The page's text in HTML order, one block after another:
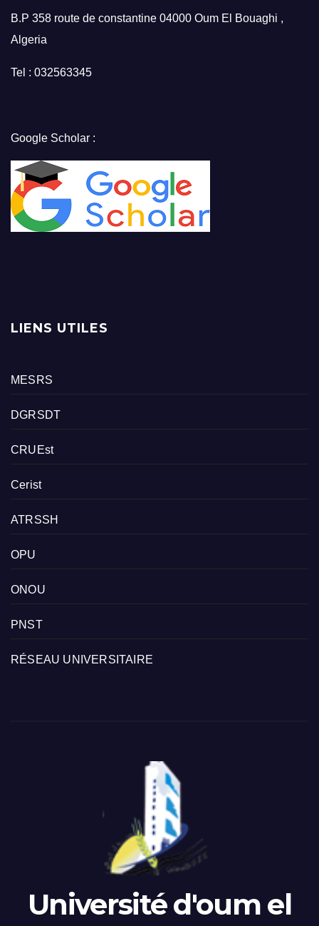
B.P 358 route de constantine 04000 Oum El Bouaghi ,
Algeria
Tel : 032563345
Google Scholar :
LIENS UTILES
MESRS
DGRSDT
CRUEst
Cerist
ATRSSH
OPU
ONOU
PNST
RÉSEAU UNIVERSITAIRE
Université d'oum el